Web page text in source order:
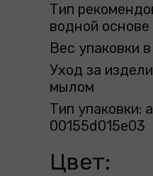
Тип
водной основе
Вес упаковки
Уход за
мылом
Тип упаковки:
00155d015e03
Цвет: